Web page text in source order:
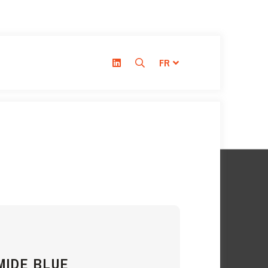
FR
BLUE